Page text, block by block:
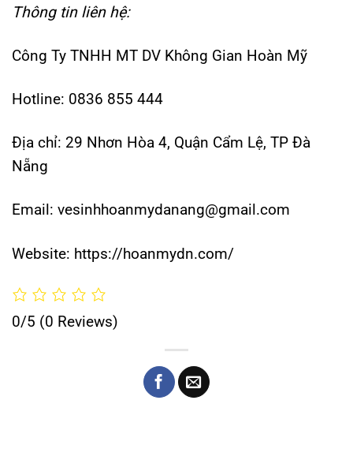
Thông tin liên hệ:
Công Ty TNHH MT DV Không Gian Hoàn Mỹ
Hotline: 0836 855 444
Địa chỉ: 29 Nhơn Hòa 4, Quận Cẩm Lệ, TP Đà
Nẵng
Email: vesinhhoanmydanang@gmail.com
Website: https://hoanmydn.com/
0/5 (0 Reviews)